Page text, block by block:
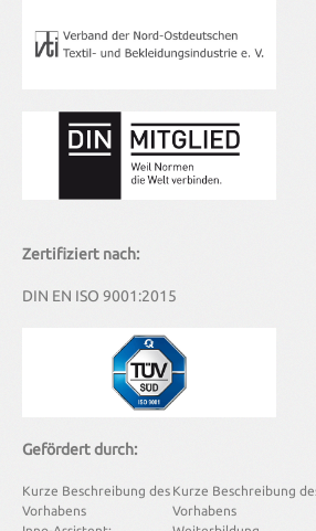
Zertifiziert nach:
DIN EN ISO 9001:2015
Gefördert durch:
Kurze Beschreibung des
Vorhabens
Kurze Beschreibung
Vorhabens